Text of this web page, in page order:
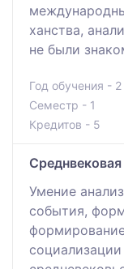
ханства,
не были
Год обучения - 2
Семестр - 1
Кредитов - 5
Умение
события,